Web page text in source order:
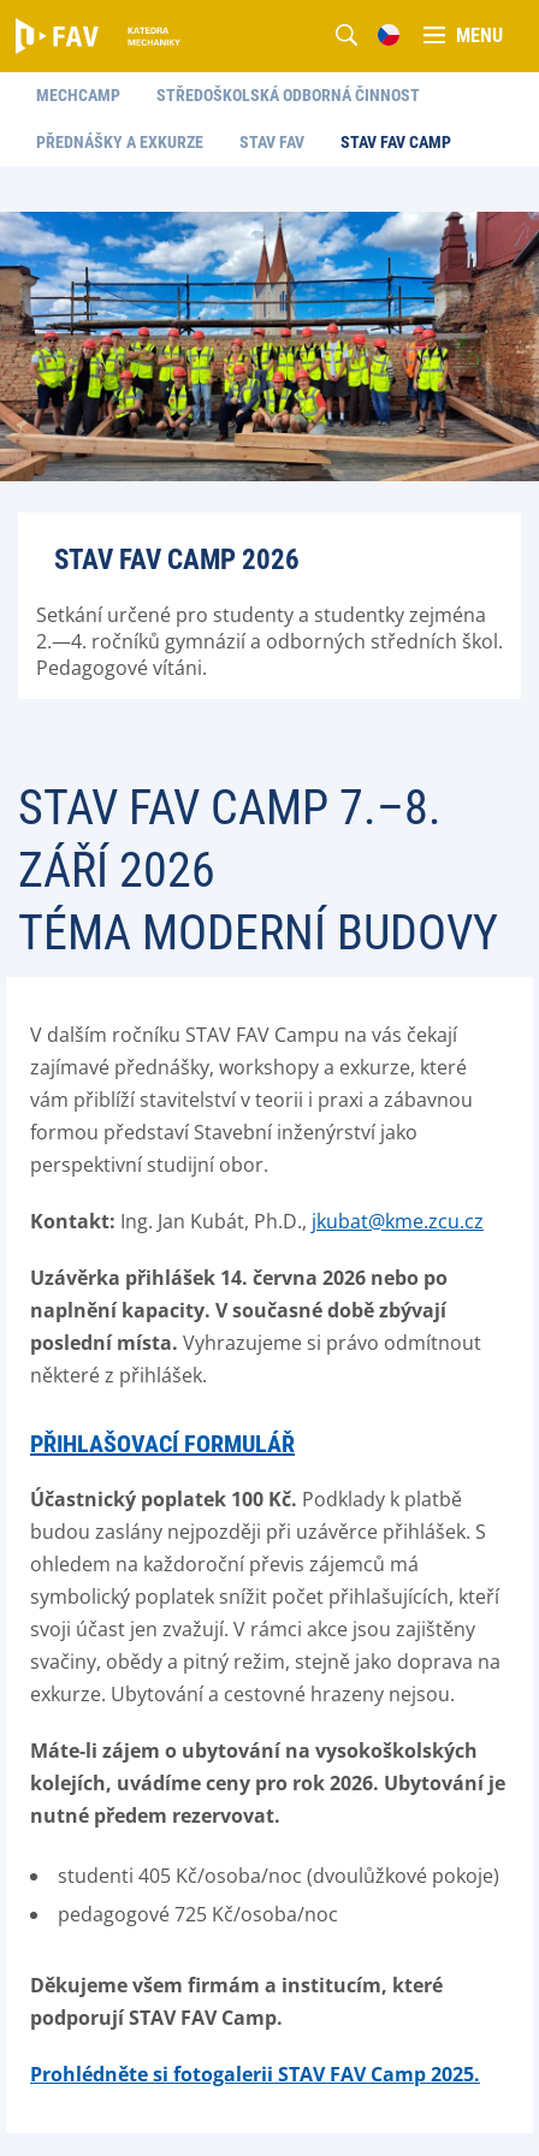
MENU
MECHCAMP STŘEDOŠKOLSKÁ ODBORNÁ ČINNOST
PŘEDNÁŠKY A EXKURZE STAV FAV STAV FAV CAMP
STAV FAV CAMP 2026
Setkání určené pro studenty a studentky zejména
2.—4. ročníků gymnázií a odborných středních škol.
Pedagogové vítáni.
STAV FAV CAMP 7.–8.
ZÁŘÍ 2026
TÉMA MODERNÍ BUDOVY
V dalším ročníku STAV FAV Campu na vás čekají
zajímavé přednášky, workshopy a exkurze, které
vám přiblíží stavitelství v teorii i praxi a zábavnou
formou představí Stavební inženýrství jako
perspektivní studijní obor.
Kontakt: Ing. Jan Kubát, Ph.D., jkubat@kme.zcu.cz
Uzávěrka přihlášek 14. června 2026 nebo po
naplnění kapacity. V současné době zbývají
poslední místa. Vyhrazujeme si právo odmítnout
některé z přihlášek.
PŘIHLAŠOVACÍ FORMULÁŘ
Účastnický poplatek 100 Kč. Podklady k platbě
budou zaslány nejpozději při uzávěrce přihlášek. S
ohledem na každoroční převis zájemců má
symbolický poplatek snížit počet přihlašujících, kteří
svoji účast jen zvažují. V rámci akce jsou zajištěny
svačiny, obědy a pitný režim, stejně jako doprava na
exkurze. Ubytování a cestovné hrazeny nejsou.
Máte-li zájem o ubytování na vysokoškolských
kolejích, uvádíme ceny pro rok 2026. Ubytování je
nutné předem rezervovat.
studenti 405 Kč/osoba/noc (dvoulůžkové pokoje)
pedagogové 725 Kč/osoba/noc
Děkujeme všem firmám a institucím, které
podporují STAV FAV Camp.
Prohlédněte si fotogalerii STAV FAV Camp 2025.